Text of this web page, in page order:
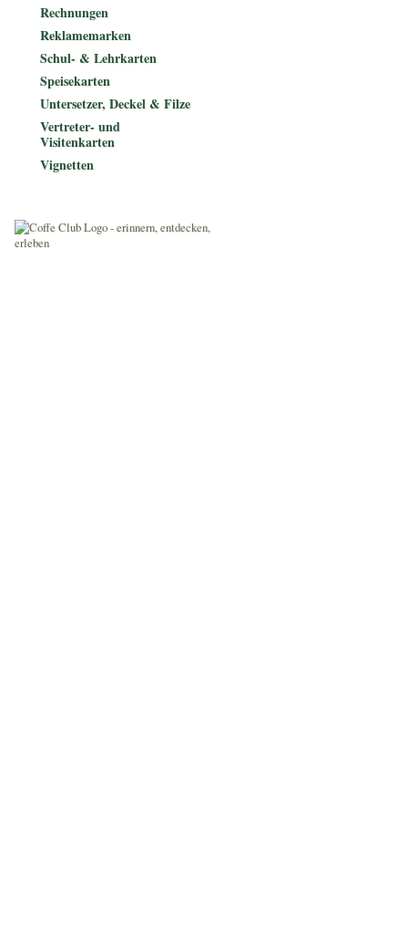
Rechnungen
Reklamemarken
Schul- & Lehrkarten
Speisekarten
Untersetzer, Deckel & Filze
Vertreter- und
Visitenkarten
Vignetten